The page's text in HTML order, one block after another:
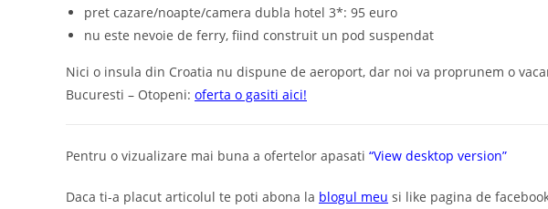
pret cazare/noapte/camera dubla hotel 3*: 95 euro
nu este nevoie de ferry, fiind construit un pod suspendat
Nici o insula din Croatia nu dispune de aeroport, dar noi va proprunem o
Bucuresti – Otopeni: oferta o gasiti aici!
Pentru o vizualizare mai buna a ofertelor apasati “View desktop version”
Daca ti-a placut articolul te poti abona la blogul meu si like pagina de